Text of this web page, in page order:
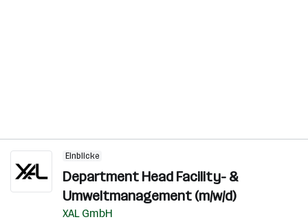
Einblicke
Department Head Facility- &
Umweltmanagement (m/w/d)
XAL GmbH